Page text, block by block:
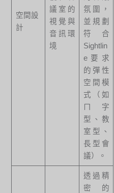
空間設
計
議室的
視覺與
音訊環
境
氛圍，
並規劃
符合
Sightlin
e要求
的彈性
空間模
式（如
ㄇ字
型、教
室型、
長型會
議）。
透過精
密的